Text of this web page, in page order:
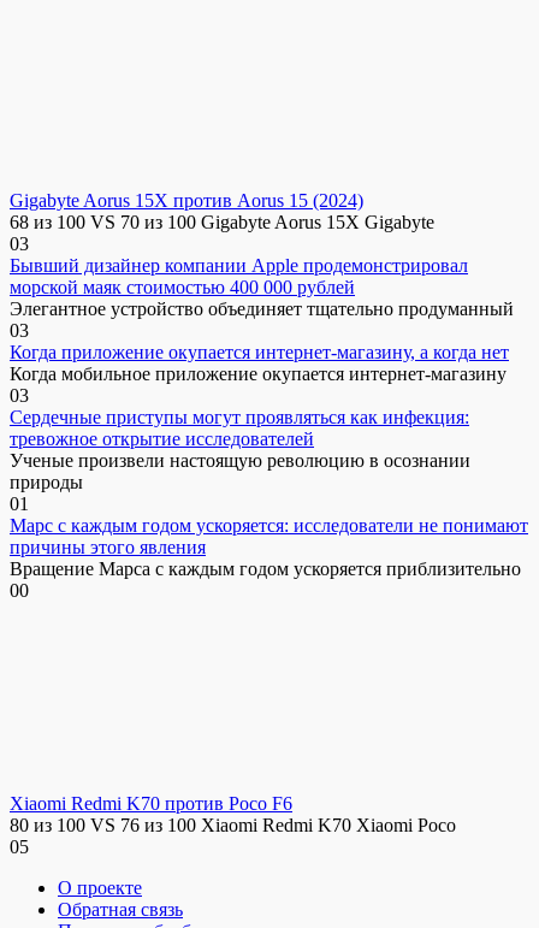
Gigabyte Aorus 15X против Aorus 15 (2024)
68 из 100 VS 70 из 100 Gigabyte Aorus 15X Gigabyte
03
Бывший дизайнер компании Apple продемонстрировал
морской маяк стоимостью 400 000 рублей
Элегантное устройство объединяет тщательно продуманный
03
Когда приложение окупается интернет-магазину, а когда нет
Когда мобильное приложение окупается интернет-магазину
03
Сердечные приступы могут проявляться как инфекция:
тревожное открытие исследователей
Ученые произвели настоящую революцию в осознании
природы
01
Марс с каждым годом ускоряется: исследователи не понимают
причины этого явления
Вращение Марса с каждым годом ускоряется приблизительно
00
Xiaomi Redmi K70 против Poco F6
80 из 100 VS 76 из 100 Xiaomi Redmi K70 Xiaomi Poco
05
О проекте
Обратная связь